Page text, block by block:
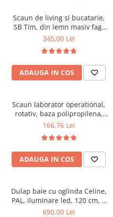
Scaun de living si bucatarie,
SB Tim, din lemn masiv fag,
tapiterie stofa, lacuit, 120 kg,
345,00 Lei
ADAUGA IN COS
Scaun laborator operational,
rotativ, baza polipropilena,
piele ecologica, inaltime
166,76 Lei
ADAUGA IN COS
Dulap baie cu oglinda Celine,
PAL, iluminare led, 120 cm, 3
usi, 3 rafturi, soft close, alb
690,00 Lei